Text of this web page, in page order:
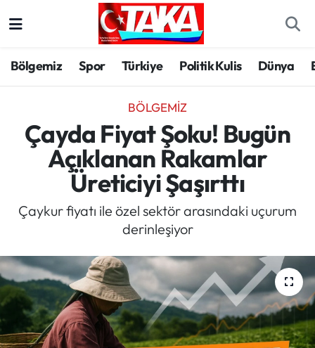
Bölgemiz Spor Türkiye Politik Kulis Dünya
BÖLGEMIZ
Çayda Fiyat Şoku! Bugün
Açıklanan Rakamlar
Üreticiyi Şaşırttı
Çaykur fiyatı ile özel sektör arasındaki uçurum
derinleşiyor
Spor
Türkiye
Kültür/Sanat
Politika
Dünya
Magazin
Mektup Galeri
Trabzon Hava Durumu
Trabzon Trafik Yoğunluk Haritası
Süper Lig Puan Durumu ve Fikstür
Tüm Manşetler
Son Dakika Haberleri
Haber Arşivi